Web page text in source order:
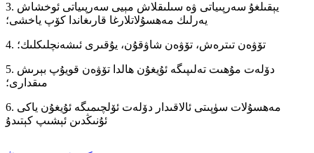
3. يېقىلغۇ سەرپىياتى ۋە سىلىقلاش مېيى سەرپىياتى ئوخشاش
يەرلىك مەھسۇلاتلارغا قارىغاندا كۆپ ياخشى؛
4. تۆۋەن تىترەش، تۆۋەن شاۋقۇن، يۇقىرى ئىشەنچلىكلىك؛
5. دۆلەت مۇھىت تەلىپىگە ئۇيغۇن ھالدا تۆۋەن قويۇپ بېرىش
مىقدارى؛
6. مەھسۇلات سۈپىتى ئالاقىدار دۆلەت ئۆلچىمىگە ئۇيغۇن ياكى
ئۇنىڭدىن ئېشىپ كېتىدۇ